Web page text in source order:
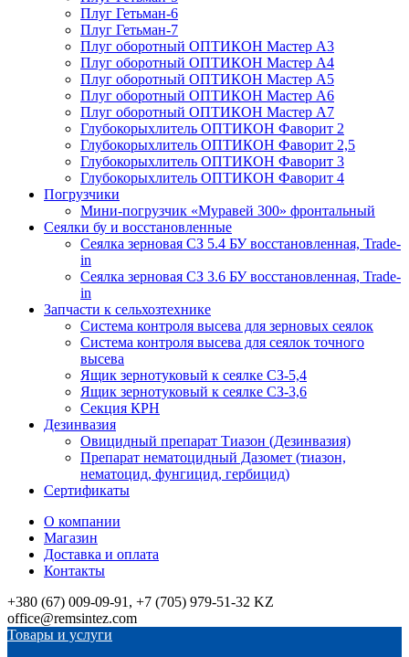
Плуг Гетьман-6
Плуг Гетьман-7
Плуг оборотный ОПТИКОН Мастер А3
Плуг оборотный ОПТИКОН Мастер А4
Плуг оборотный ОПТИКОН Мастер А5
Плуг оборотный ОПТИКОН Мастер А6
Плуг оборотный ОПТИКОН Мастер А7
Глубокорыхлитель ОПТИКОН Фаворит 2
Глубокорыхлитель ОПТИКОН Фаворит 2,5
Глубокорыхлитель ОПТИКОН Фаворит 3
Глубокорыхлитель ОПТИКОН Фаворит 4
Погрузчики
Мини-погрузчик «Муравей 300» фронтальный
Сеялки бу и восстановленные
Сеялка зерновая СЗ 5.4 БУ восстановленная, Trade-
in
Сеялка зерновая СЗ 3.6 БУ восстановленная, Trade-
in
Запчасти к сельхозтехнике
Система контроля высева для зерновых сеялок
Система контроля высева для сеялок точного
высева
Ящик зернотуковый к сеялке СЗ-5,4
Ящик зернотуковый к сеялке СЗ-3,6
Секция КРН
Дезинвазия
Овицидный препарат Тиазон (Дезинвазия)
Препарат нематоцидный Дазомет (тиазон,
нематоцид, фунгицид, гербицид)
Сертификаты
О компании
Магазин
Доставка и оплата
Контакты
+380 (67) 009-09-91, +7 (705) 979-51-32 KZ
office@remsintez.com
Товары и услуги